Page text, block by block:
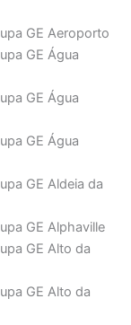
GE Aeroporto
GE Água
GE Água
GE Água
GE Aldeia da
GE Alphaville
GE Alto da
GE Alto da